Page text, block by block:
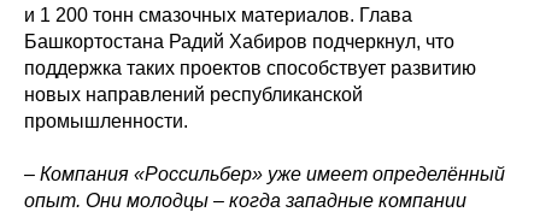
и 1 200 тонн смазочных материалов. Глава
Башкортостана Радий Хабиров подчеркнул, что
поддержка таких проектов способствует развитию
новых направлений республиканской
промышленности.
– Компания «Россильбер» уже имеет определённый
опыт. Они молодцы – когда западные компании